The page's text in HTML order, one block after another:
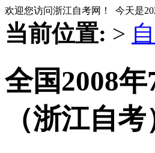
欢迎您访问浙江自考网！ 今天是
当前位置: >
全国2008
（浙江自考